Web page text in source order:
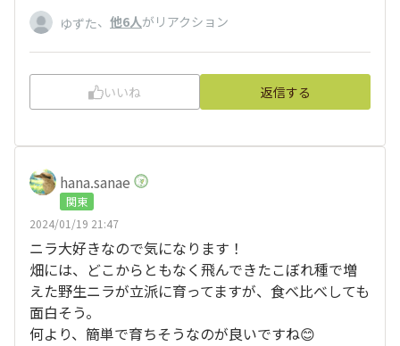
ゆずた、 他6人がリアクション
いいね 返信する
hana.sanae
関東
2024/01/19 21:47
ニラ大好きなので気になります！
畑には、どこからともなく飛んできたこぼれ種で増
えた野生ニラが立派に育ってますが、食べ比べしても
面白そう。
何より、簡単で育ちそうなのが良いですね😊